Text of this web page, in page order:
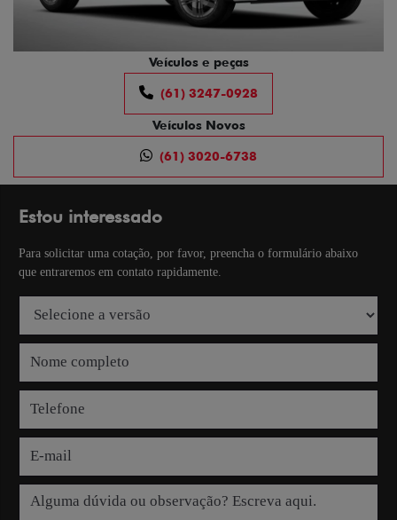
Estou interessado
Para solicitar uma cotação, por favor, preencha o formulário abaixo
que entraremos em contato rapidamente.
Veículos e peças
(61) 3247-0928
Veículos Novos
(61) 3020-6738